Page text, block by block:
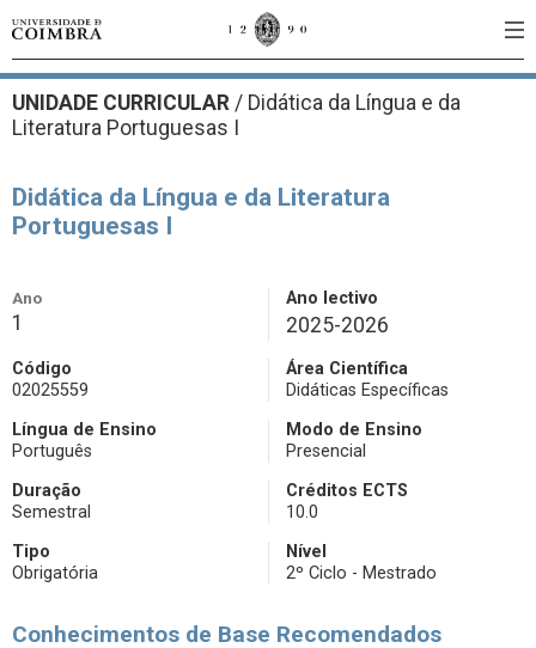
UNIDADE CURRICULAR / Didática da Língua e da
Literatura Portuguesas I
Didática da Língua e da Literatura
Portuguesas I
Ano
1
Ano lectivo
2025-2026
Código
02025559
Área Científica
Didáticas Específicas
Língua de Ensino
Português
Modo de Ensino
Presencial
Duração
Semestral
Créditos ECTS
10.0
Tipo
Obrigatória
Nível
2º Ciclo - Mestrado
Conhecimentos de Base Recomendados